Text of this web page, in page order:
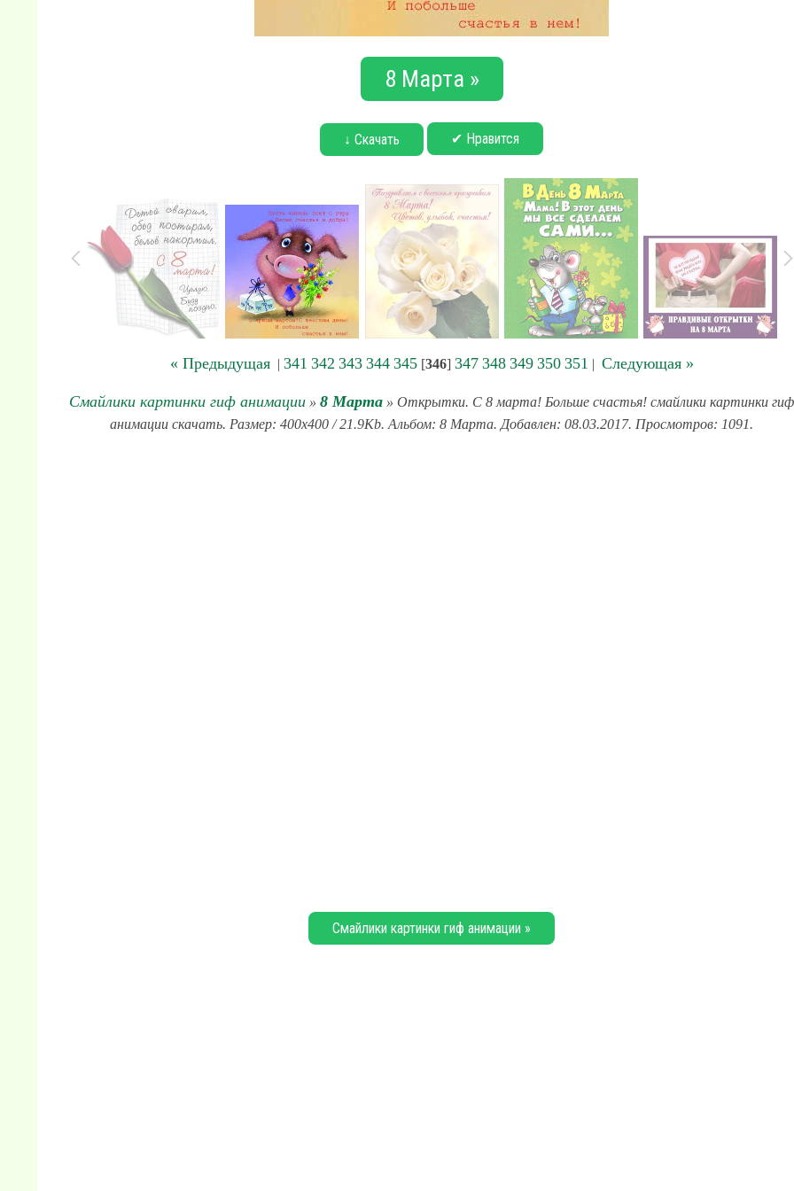
8 Марта »
↓ Скачать ✔ Нравится
« Предыдущая| 341 342 343 344 345[346] 347 348 349 350 351 | Следующая »
Смайлики картинки гиф анимации » 8 Марта » Открытки. С 8 марта! Больше счастья! смайлики картинки гиф
анимации скачать. Размер: 400x400 / 21.9Kb. Альбом: 8 Марта. Добавлен: 08.03.2017. Просмотров: 1091.
Смайлики картинки гиф анимации »